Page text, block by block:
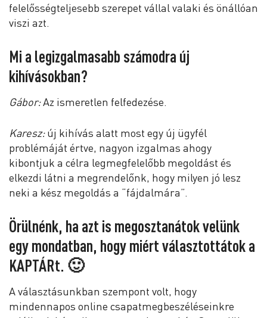
felelősségteljesebb szerepet vállal valaki és önállóan
viszi azt.
Mi a legizgalmasabb számodra új
kihívásokban?
Gábor:Az ismeretlen felfedezése.
Karesz:új kihívás alatt most egy új ügyfél
problémáját értve, nagyon izgalmas ahogy
kibontjuk a célra legmegfelelőbb megoldást és
elkezdi látni a megrendelőnk, hogy milyen jó lesz
neki a kész megoldás a “fájdalmára”.
Örülnénk, ha azt is megosztanátok velünk
egy mondatban, hogy miért választottátok a
KAPTÁRt. 🙂
A választásunkban szempont volt, hogy
mindennapos online csapatmegbeszéléseinkre